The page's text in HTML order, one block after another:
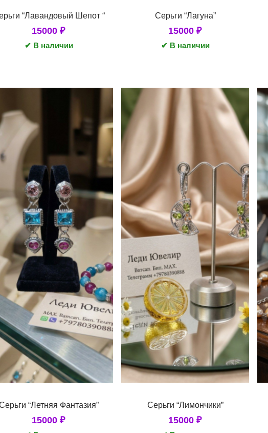
“Лавандовый Шепот “
15000₽
✔ В наличии
Серьги “Лагуна”
15000 ₽
✔ В наличии
“Летняя Фантазия”
15000₽
Серьги “Лимончики”
15000 ₽